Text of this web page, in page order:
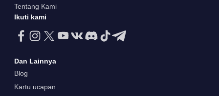
Tentang Kami
Ikuti kami
Dan Lainnya
Blog
Kartu ucapan